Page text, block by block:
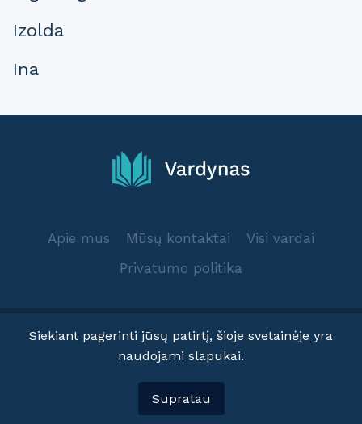
Izolda
Ina
Apie mus Mūsų kontaktai
Visi vardai
Privatumo politika
© 2025 Vardynas.info
Siekiant pagerinti jūsų patirtį, šioje svetainėje yra
naudojami slapukai.
Supratau